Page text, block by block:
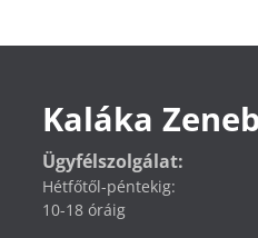
Kaláka
Ügyfélszolgálat:
Hétfőtől-péntekig:
10-18 óráig